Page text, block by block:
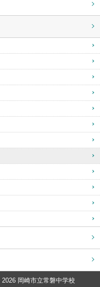
岡崎市立常磐中学校